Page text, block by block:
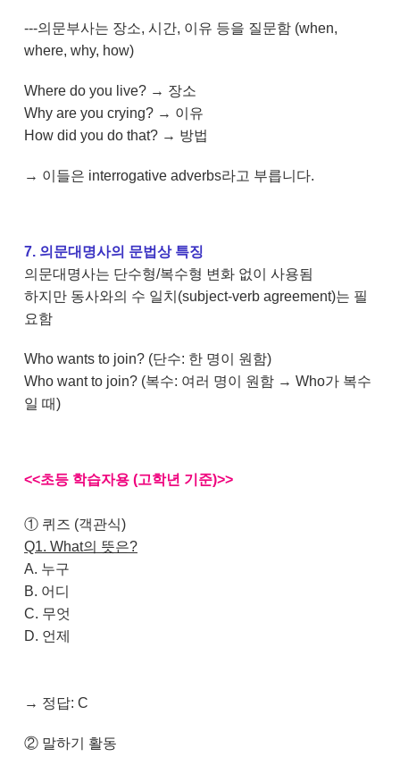
---의문부사는 장소, 시간, 이유 등을 질문함 (when,
where, why, how)
Where do you live? → 장소
Why are you crying? → 이유
How did you do that? → 방법
→ 이들은 interrogative adverbs라고 부릅니다.
7. 의문대명사의 문법상 특징
의문대명사는 단수형/복수형 변화 없이 사용됨
하지만 동사와의 수 일치(subject-verb agreement)는 필
요함
Who wants to join? (단수: 한 명이 원함)
Who want to join? (복수: 여러 명이 원함 → Who가 복수
일 때)
<<초등 학습자용 (고학년 기준)>>
① 퀴즈 (객관식)
Q1. What의 뜻은?
A. 누구
B. 어디
C. 무엇
D. 언제
→ 정답: C
② 말하기 활동